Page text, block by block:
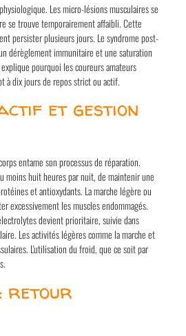
Les micro-lésions musculaires se
se trouve temporairement affaibli. Cette
persister plusieurs jours. Le syndrome post-
dérèglement immunitaire et une saturation
pourquoi les coureurs amateurs
à dix jours de repos strict ou actif.
et gestion
entame son processus de réparation.
huit heures par nuit, de maintenir une
et antioxydants. La marche légère ou
excessivement les muscles endommagés.
devient prioritaire, suivie dans
Les activités légères comme la marche et
L'utilisation du froid, que ce soit par
retour